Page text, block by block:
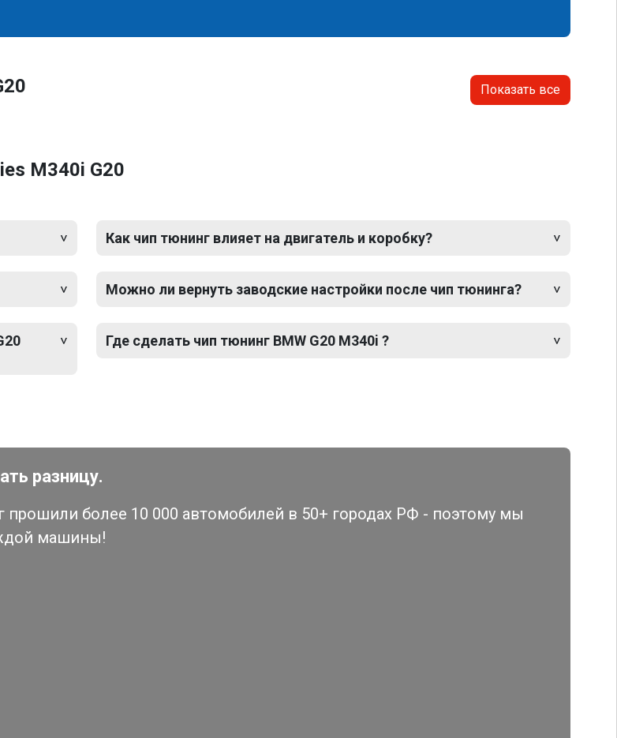
Показать все
M340i G20
Как чип тюнинг влияет на двигатель и коробку?
Можно ли вернуть заводские настройки после чип тюнинга?
Где сделать чип тюнинг BMW G20 M340i ?
разницу.
более 10 000 автомобилей в 50+ городах РФ - поэтому мы
машины!